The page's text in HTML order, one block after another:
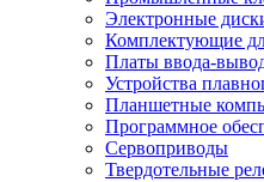
Электронные
Комплектующие
Платы ввода-
Устройства
Планшетные
Программное
Сервоприводы
Твердотельные